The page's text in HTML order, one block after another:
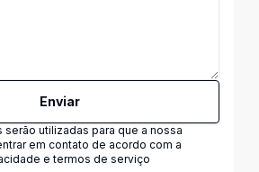
Enviar
serão utilizadas para que a nossa
em contato de acordo com a
e termos de serviço